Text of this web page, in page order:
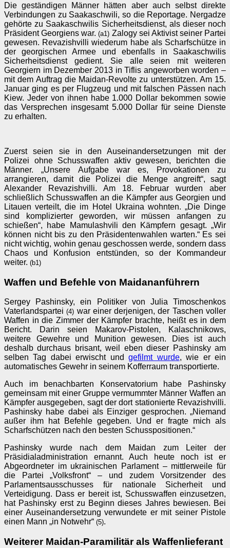
Die geständigen Männer hätten aber auch selbst direkte
Verbindungen zu Saakaschwili, so die Reportage. Nergadze
gehörte zu Saakaschwilis Sicherheitsdienst, als dieser noch
Präsident Georgiens war.(a1) Zalogy sei Aktivist seiner Partei
gewesen. Revazishvilli wiederum habe als Scharfschütze in
der georgischen Armee und ebenfalls in Saakaschwilis
Sicherheitsdienst gedient. Sie alle seien mit weiteren
Georgiern im Dezember 2013 in Tiflis angeworben worden –
mit dem Auftrag die Maidan-Revolte zu unterstützen. Am 15.
Januar ging es per Flugzeug und mit falschen Pässen nach
Kiew. Jeder von ihnen habe 1.000 Dollar bekommen sowie
das Versprechen insgesamt 5.000 Dollar für seine Dienste
zu erhalten.
Zuerst seien sie in den Auseinandersetzungen mit der
Polizei ohne Schusswaffen aktiv gewesen, berichten die
Männer. „Unsere Aufgabe war es, Provokationen zu
arrangieren, damit die Polizei die Menge angreift“, sagt
Alexander Revazishvilli. Am 18. Februar wurden aber
schließlich Schusswaffen an die Kämpfer aus Georgien und
Litauen verteilt, die im Hotel Ukraina wohnten. „Die Dinge
sind komplizierter geworden, wir müssen anfangen zu
schießen“, habe Mamulashvili den Kämpfern gesagt. „Wir
können nicht bis zu den Präsidentenwahlen warten.“ Es sei
nicht wichtig, wohin genau geschossen werde, sondern dass
Chaos und Konfusion entstünden, so der Kommandeur
weiter. (b1)
Waffen und Befehle von Maidananführern
Sergey Pashinsky, ein Politiker von Julia Timoschenkos
Vaterlandspartei(4) war einer derjenigen, der Taschen voller
Waffen in die Zimmer der Kämpfer brachte, heißt es in dem
Bericht. Darin seien Makarov-Pistolen, Kalaschnikows,
weitere Gewehre und Munition gewesen. Dies ist auch
deshalb durchaus brisant, weil eben dieser Pashinsky am
selben Tag dabei erwischt undgefilmt wurde, wie er ein
automatisches Gewehr in seinem Kofferraum transportierte.
Auch im benachbarten Konservatorium habe Pashinsky
gemeinsam mit einer Gruppe vermummter Männer Waffen an
Kämpfer ausgegeben, sagt der dort stationierte Revazishvilli.
Pashinsky habe dabei als Einziger gesprochen. „Niemand
außer ihm hat Befehle gegeben. Und er fragte mich als
Scharfschützen nach den besten Schusspositionen.“
Pashinsky wurde nach dem Maidan zum Leiter der
Präsidialadministration ernannt. Auch heute noch ist er
Abgeordneter im ukrainischen Parlament – mittlerweile für
die Partei „Volksfront“ – und zudem Vorsitzender des
Parlamentsausschusses für nationale Sicherheit und
Verteidigung. Dass er bereit ist, Schusswaffen einzusetzen,
hat Pashinsky erst zu Beginn dieses Jahres bewiesen. Bei
einer Auseinandersetzung verwundete er mit seiner Pistole
einen Mann „in Notwehr“ (5).
Weiterer Maidan-Paramilitär als Waffenlieferant